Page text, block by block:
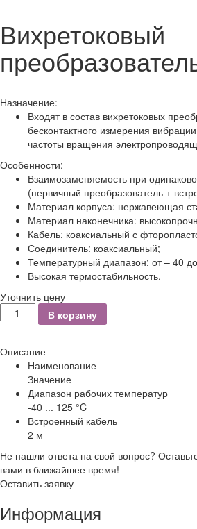
Вихретоковый
Назначение:
Входят в состав вихретоковых
бесконтактного измерения
частоты вращения
Особенности:
Взаимозаменяемость при
(первичный преобразователь +
Материал корпуса: нержавеющая
Материал наконечника:
Кабель: коаксиальный с
Соединитель: коаксиальный;
Температурный диапазон: от – 40
Высокая термостабильность.
Уточнить цену
КоличествоВ корзину
Описание
Наименование
Значение
Диапазон рабочих температур
-40 ... 125 °C
Встроенный кабель
2 м
Не нашли ответа на свой вопрос?
вами в ближайшее время!
Оставить заявку
Информация